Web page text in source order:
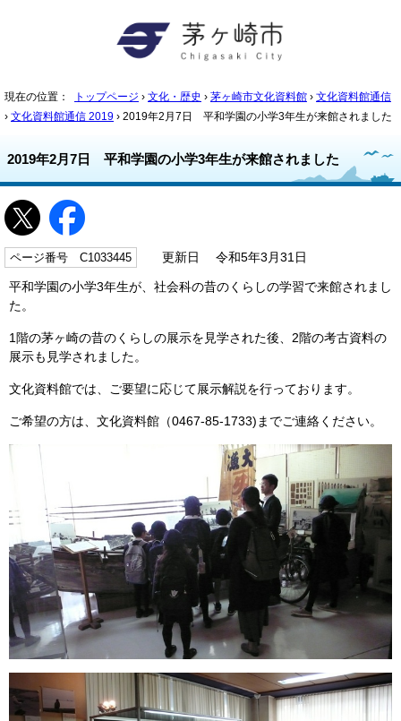
現在の位置： トップページ › 文化・歴史 › 茅ヶ崎市文化資料館 › 文化資料館通信
› 文化資料館通信 2019 › 2019年2月7日 平和学園の小学3年生が来館されました
2019年2月7日 平和学園の小学3年生が来館されました
ページ番号 C1033445 更新日 令和5年3月31日
平和学園の小学3年生が、社会科の昔のくらしの学習で来館されまし
た。
1階の茅ヶ崎の昔のくらしの展示を見学された後、2階の考古資料の
展示も見学されました。
文化資料館では、ご要望に応じて展示解説を行っております。
ご希望の方は、文化資料館（0467-85-1733)までご連絡ください。